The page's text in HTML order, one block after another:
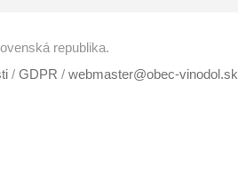
republika.
/ GDPR / webmaster@obec-vinodol.sk